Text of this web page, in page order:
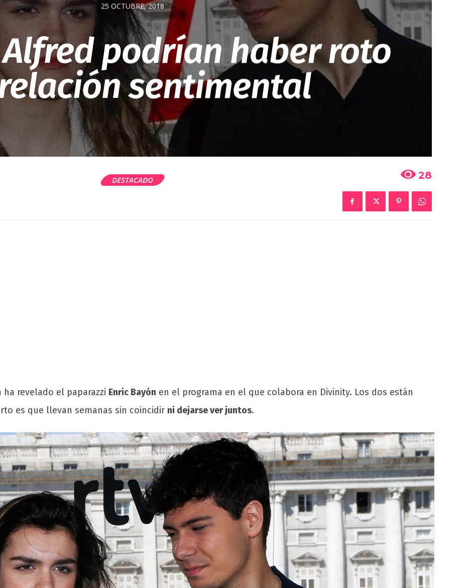
25 OCTUBRE, 2018
podrían haber roto
sentimental
DESTACADO 28
ha revelado el paparazzi Enric Bayón en el programa en el que colabora en Divinity. Los dos están
es que llevan semanas sin coincidir ni dejarse ver juntos.